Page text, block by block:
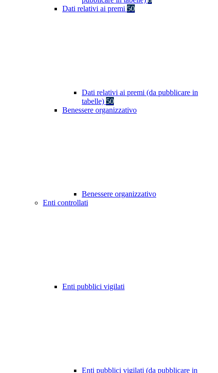
Dati relativi ai premi 50
Dati relativi ai premi (da pubblicare in
tabelle) 50
Benessere organizzativo
Benessere organizzativo
Enti controllati
Enti pubblici vigilati
Enti pubblici vigilati (da pubblicare in